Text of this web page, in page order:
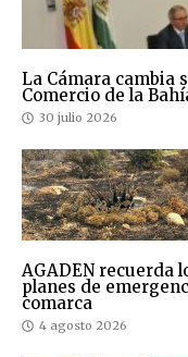
La Cámara cambia
Comercio de la
30 julio 2026
AGADEN recuerda
planes de
comarca
4 agosto 2026